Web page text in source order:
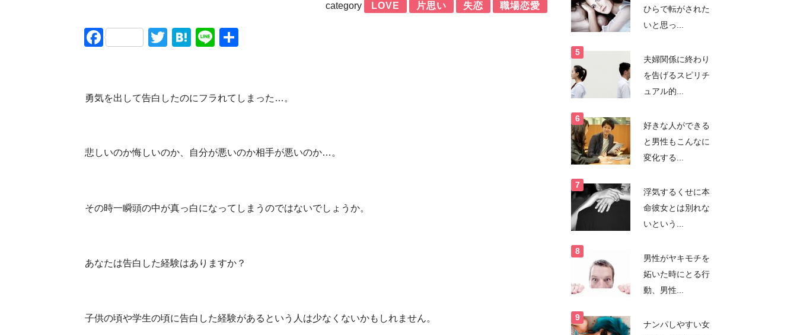
category LOVE 片思い 失恋 職場恋愛
FacebookTwitterHatena
Line
勇気を出して告白したのにフラれてしまった…。
悲しいのか悔しいのか、自分が悪いのか相手が悪いのか…。
その時一瞬頭の中が真っ白になってしまうのではないでしょうか。
あなたは告白した経験はありますか？
子供の頃や学生の頃に告白した経験があるという人は少なくないかもしれません。
ひらで転がされた
いと思っ...
夫婦関係に終わり
を告げるスピリチ
ュアル的...
好きな人ができる
と男性もこんなに
変化する...
浮気するくせに本
命彼女とは別れな
いという...
男性がヤキモチを
妬いた時にとる行
動、男性...
ナンパしやすい女